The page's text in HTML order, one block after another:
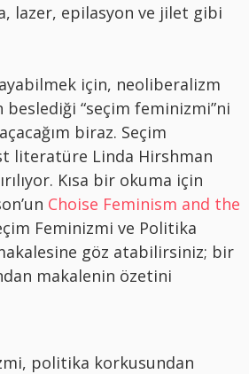
lazer, epilasyon ve jilet gibi
için, neoliberalizm
“seçim feminizmi”ni
biraz. Seçim
literatüre Linda Hirshman
Kısa bir okuma için
Choise Feminism and the
Feminizmi ve Politika
göz atabilirsiniz; bir
makalenin özetini
politika korkusundan